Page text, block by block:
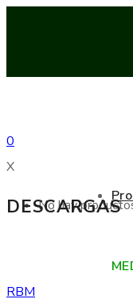
0
X
No hay
DESCARGAS
RBM